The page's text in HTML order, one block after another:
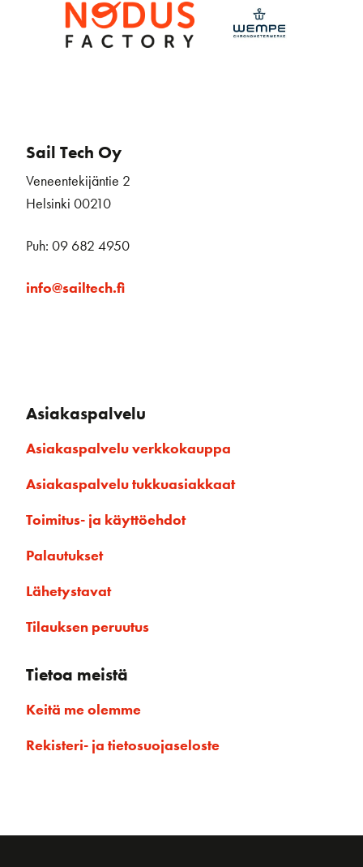
Sail Tech Oy
Veneentekijäntie 2
Helsinki 00210
Puh: 09 682 4950
info@sailtech.fi
Asiakaspalvelu
Asiakaspalvelu verkkokauppa
Asiakaspalvelu tukkuasiakkaat
Toimitus- ja käyttöehdot
Palautukset
Lähetystavat
Tilauksen peruutus
Tietoa meistä
Keitä me olemme
Rekisteri- ja tietosuojaseloste